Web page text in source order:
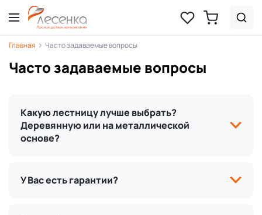
Главная Часто задаваемые вопросы
Часто задаваемые вопросы
Какую лестницу лучше выбрать?
Деревянную или на металлической
основе?
У Вас есть гарантии?